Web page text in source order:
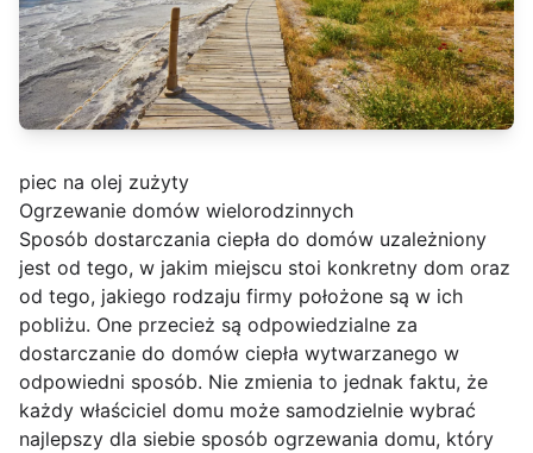
piec na olej zużyty
Ogrzewanie domów wielorodzinnych
Sposób dostarczania ciepła do domów uzależniony
jest od tego, w jakim miejscu stoi konkretny dom oraz
od tego, jakiego rodzaju firmy położone są w ich
pobliżu. One przecież są odpowiedzialne za
dostarczanie do domów ciepła wytwarzanego w
odpowiedni sposób. Nie zmienia to jednak faktu, że
każdy właściciel domu może samodzielnie wybrać
najlepszy dla siebie sposób ogrzewania domu, który